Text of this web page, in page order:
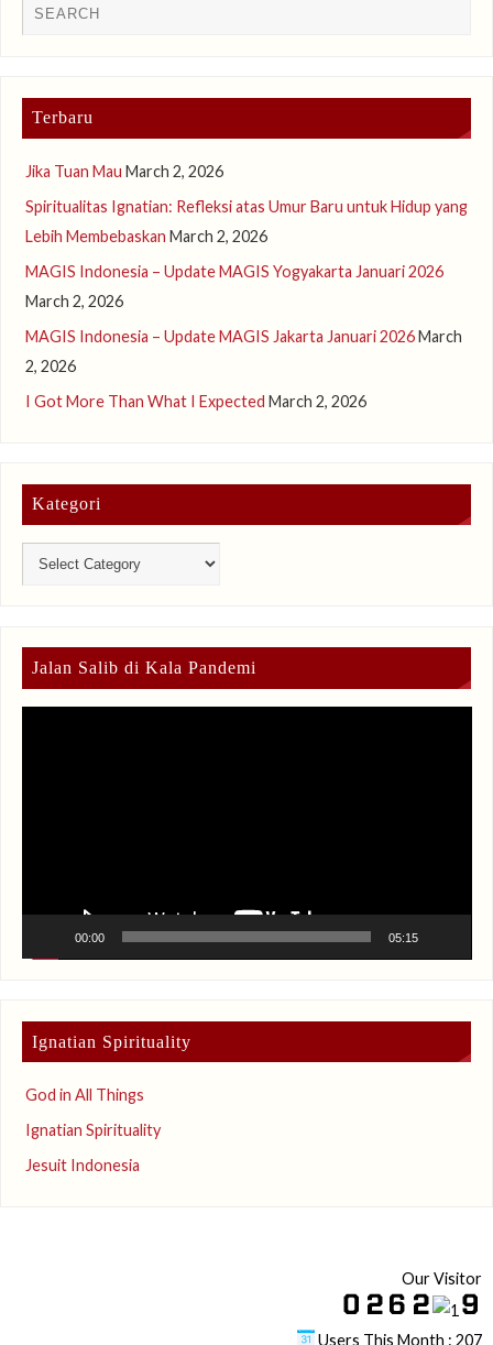
Terbaru
Jika Tuan Mau March 2, 2026
Spiritualitas Ignatian: Refleksi atas Umur Baru untuk Hidup yang
Lebih Membebaskan March 2, 2026
MAGIS Indonesia – Update MAGIS Yogyakarta Januari 2026
March 2, 2026
MAGIS Indonesia – Update MAGIS Jakarta Januari 2026March
2, 2026
I Got More Than What I Expected March 2, 2026
Kategori
Jalan Salib di Kala Pandemi
00:00 05:15
Ignatian Spirituality
God in All Things
Ignatian Spirituality
Jesuit Indonesia
Our Visitor
Users This Month : 207